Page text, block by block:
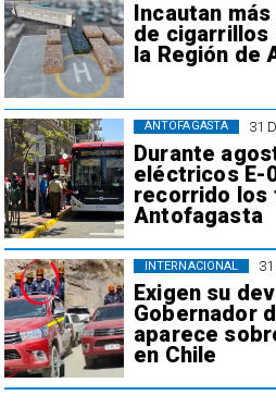
Incautan
de cigarrillos
la Región de
31
Durante
eléctricos E-
recorrido los
Antofagasta
ANTOFAGASTA
Exigen su
Gobernador
aparece
en Chile
INTERNACIONAL